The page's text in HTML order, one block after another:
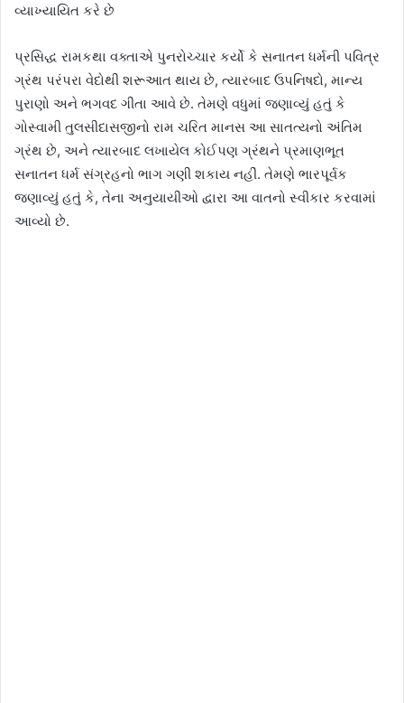
વ્યાખ્યાયિત કરે છે
પ્રસિદ્ધ રામકથા વક્તાએ પુનરોચ્ચાર કર્યો કે સનાતન ધર્મની પવિત્ર
ગ્રંથ પરંપરા વેદોથી શરૂઆત થાય છે, ત્યારબાદ ઉપનિષદો, માન્ય
પુરાણો અને ભગવદ ગીતા આવે છે. તેમણે વધુમાં જણાવ્યું હતું કે
ગોસ્વામી તુલસીદાસજીનો રામ ચરિત માનસ આ સાતત્યનો અંતિમ
ગ્રંથ છે, અને ત્યારબાદ લખાયેલ કોઈપણ ગ્રંથને પ્રમાણભૂત
સનાતન ધર્મ સંગ્રહનો ભાગ ગણી શકાય નહીં. તેમણે ભારપૂર્વક
જણાવ્યું હતું કે, તેના અનુયાયીઓ દ્વારા આ વાતનો સ્વીકાર કરવામાં
આવ્યો છે.